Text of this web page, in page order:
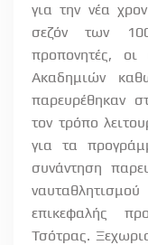
για την νέα
σεζόν των
προπονητές, οι
Ακαδημιών
παρευρέθηκαν
τον τρόπο
για τα
συνάντηση
επικεφαλής
Τσότρας.